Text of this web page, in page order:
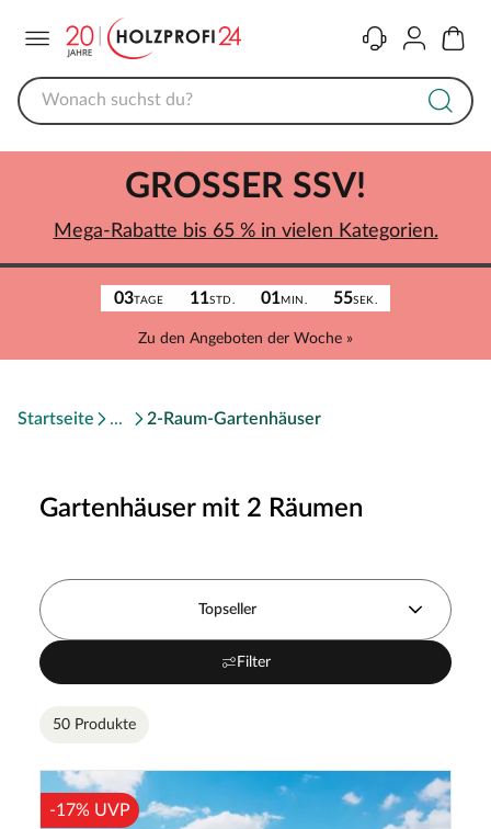
KontaktKonto
03TAGE 11STD. 01MIN. 55SEK.
Zu den Angeboten der Woche »
GROSSER SSV!
Mega-Rabatte bis 65 % in vielen Kategorien.
Startseite 2-Raum-Gartenhäuser
Gartenhäuser mit 2 Räumen
Topseller
Filter
50 Produkte
-17% UVP